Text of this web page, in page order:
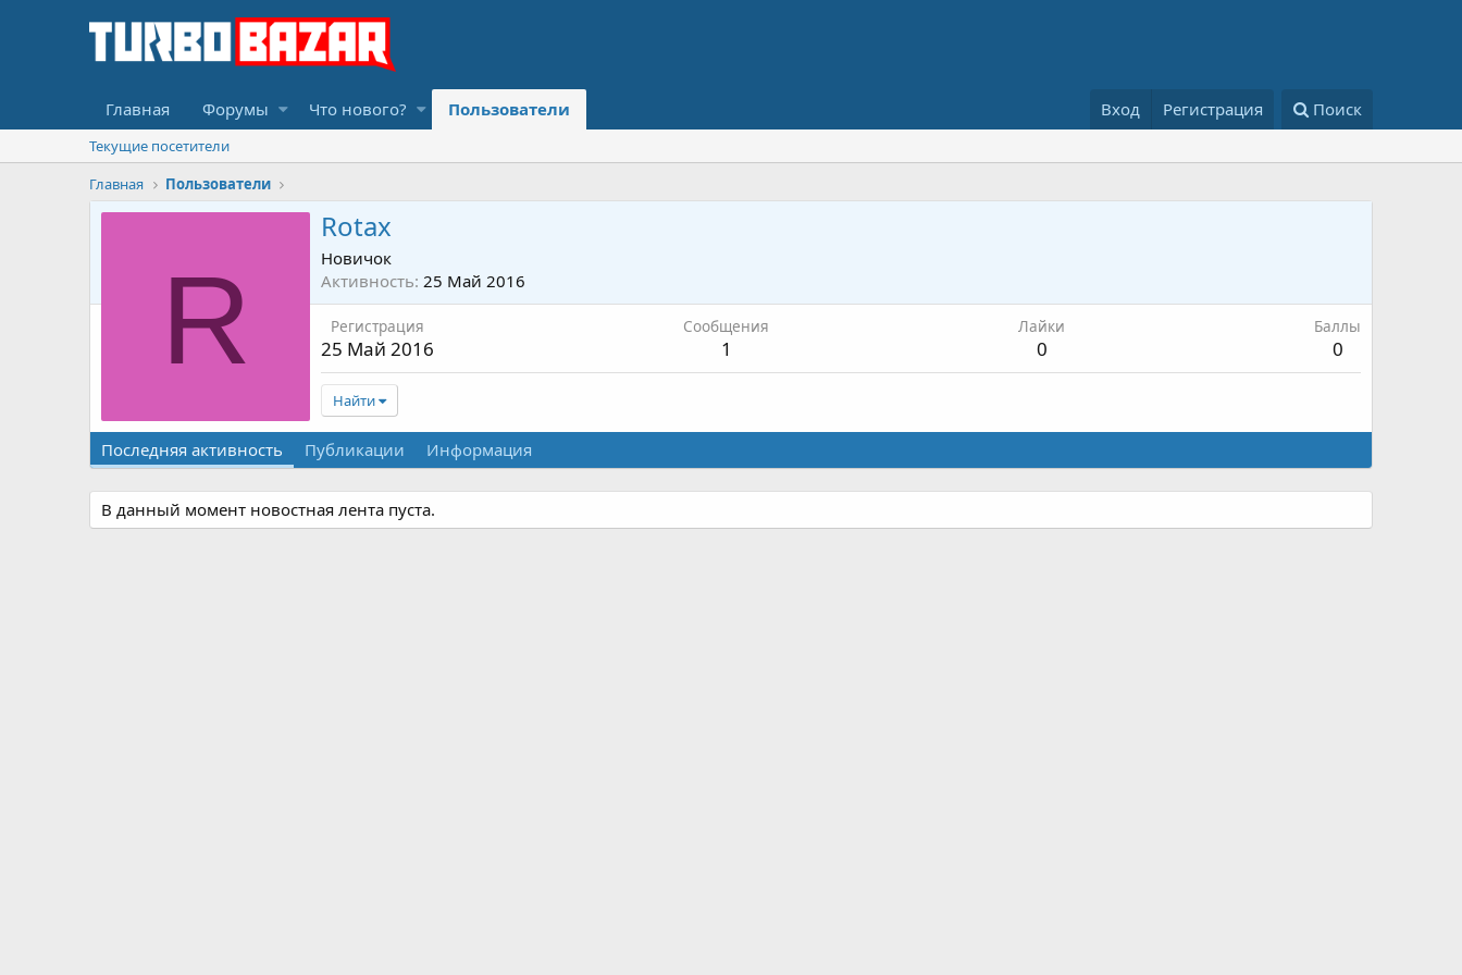
Главная Форумы Что нового? Пользователи Вход Регистрация Поиск
Текущие посетители
Главная
Пользователи
R
Rotax
Новичок
Активность 25 Май 2016
Регистрация
25 Май 2016
Сообщения
1
Лайки
0
Баллы
0
Найти
Последняя активность Публикации Информация
В данный момент новостная лента пуста.